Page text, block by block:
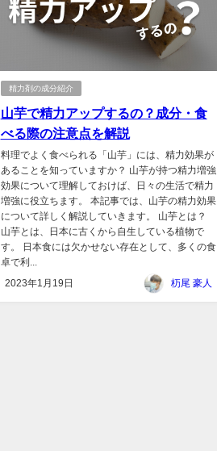
精力剤の成分紹介
山芋で精力アップするの？成分・食
べる際の注意点を解説
料理でよく食べられる「山芋」には、精力効果が
あることを知っていますか？ 山芋が持つ精力増強
効果について理解しておけば、日々の生活で精力
増強に役立ちます。 本記事では、山芋の精力効果
について詳しく解説していきます。 山芋とは？
山芋とは、日本に古くから自生している植物で
す。 日本食には欠かせない存在として、多くの食
卓で利...
2023年1月19日 杤尾 豪人